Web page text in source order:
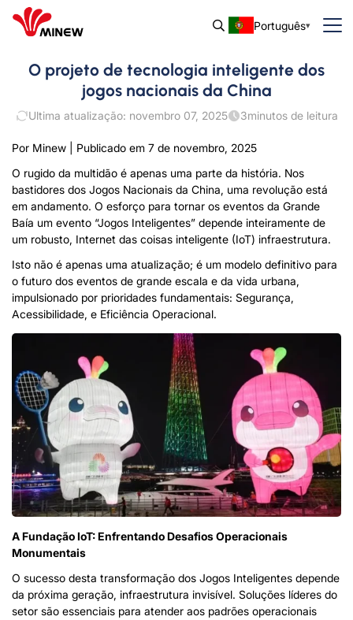
Português
O projeto de tecnologia inteligente dos
jogos nacionais da China
Ultima atualização: novembro 07, 2025 3minutos de leitura
Por Minew | Publicado em 7 de novembro, 2025
O rugido da multidão é apenas uma parte da história. Nos
bastidores dos Jogos Nacionais da China, uma revolução está
em andamento. O esforço para tornar os eventos da Grande
Baía um evento “Jogos Inteligentes” depende inteiramente de
um robusto, Internet das coisas inteligente (IoT) infraestrutura.
Isto não é apenas uma atualização; é um modelo definitivo para
o futuro dos eventos de grande escala e da vida urbana,
impulsionado por prioridades fundamentais: Segurança,
Acessibilidade, e Eficiência Operacional.
A Fundação IoT: Enfrentando Desafios Operacionais
Monumentais
O sucesso desta transformação dos Jogos Inteligentes depende
da próxima geração, infraestrutura invisível. Soluções líderes do
setor são essenciais para atender aos padrões operacionais